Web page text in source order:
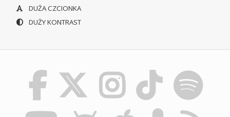
DUŻA CZCIONKA
DUŻY KONTRAST